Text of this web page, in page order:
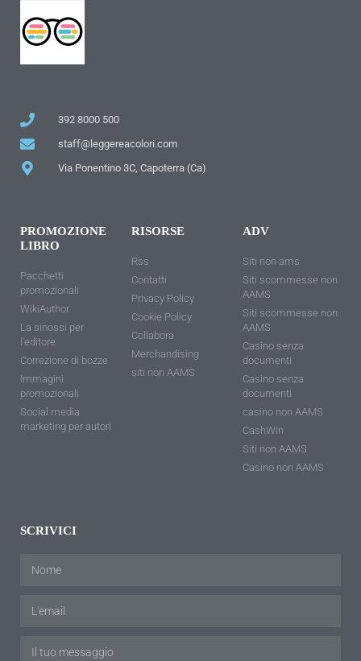
392 8000 500
staff@leggereacolori.com
Via Ponentino 3C, Capoterra (Ca)
PROMOZIONE
LIBRO
Pacchetti
promozionali
WikiAuthor
La sinossi per
l'editore
Correzione di bozze
Immagini
promozionali
Social media
marketing per autori
RISORSE
Rss
Contatti
Privacy Policy
Cookie Policy
Collabora
Merchandising
siti non AAMS
ADV
Siti non ams
Siti scommesse non
AAMS
Siti scommesse non
AAMS
Casino senza
documenti
Casino senza
documenti
casino non AAMS
CashWin
Siti non AAMS
Casino non AAMS
SCRIVICI